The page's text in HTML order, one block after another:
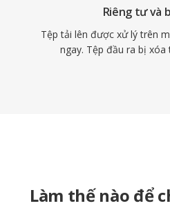
Riêng tư và
Tệp tải lên được xử lý trên
ngay. Tệp đầu ra bị
Làm thế nào để